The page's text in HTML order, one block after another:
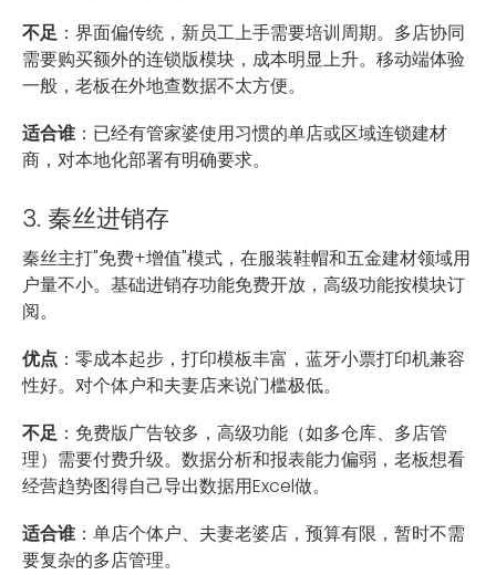
不足 ：界面偏传统，新员工上手需要培训周期。多店协同
需要购买额外的连锁版模块，成本明显上升。移动端体验
一般，老板在外地查数据不太方便。
适合谁 ：已经有管家婆使用习惯的单店或区域连锁建材
商，对本地化部署有明确要求。
3. 秦丝进销存
秦丝主打"免费+增值"模式，在服装鞋帽和五金建材领域用
户量不小。基础进销存功能免费开放，高级功能按模块订
阅。
优点 ：零成本起步，打印模板丰富，蓝牙小票打印机兼容
性好。对个体户和夫妻店来说门槛极低。
不足 ：免费版广告较多，高级功能（如多仓库、多店管
理）需要付费升级。数据分析和报表能力偏弱，老板想看
经营趋势图得自己导出数据用Excel做。
适合谁 ：单店个体户、夫妻老婆店，预算有限，暂时不需
要复杂的多店管理。